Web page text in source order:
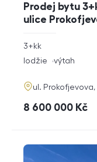
Prodej bytu
ulice
rozměry
dispozice
3+kk
funkce
lodžie výtah
adresa
ul. Prokofjevova,
cena
8 600 000 Kč